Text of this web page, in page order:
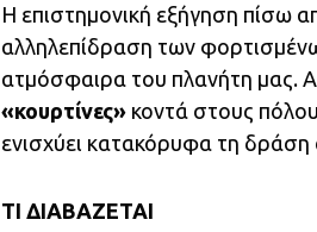
Η επιστημονική εξήγηση πίσω
αλληλεπίδραση των
ατμόσφαιρα του πλανήτη μας.
«κουρτίνες» κοντά στους
ενισχύει κατακόρυφα τη
TI ΔΙΑΒΑΖΕΤΑΙ